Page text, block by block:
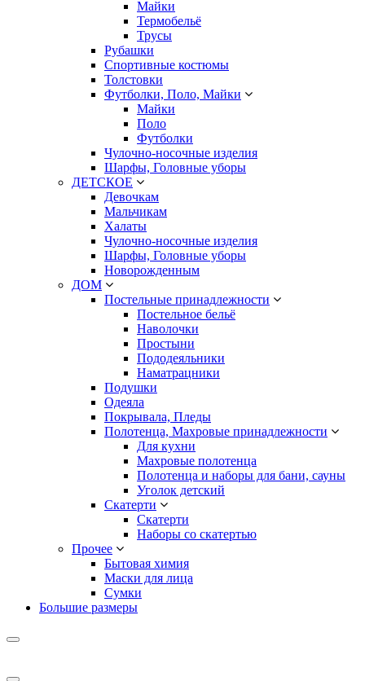
Майки
Термобельё
Трусы
Рубашки
Спортивные костюмы
Толстовки
Футболки, Поло, Майки
Майки
Поло
Футболки
Чулочно-носочные изделия
Шарфы, Головные уборы
ДЕТСКОЕ
Девочкам
Мальчикам
Халаты
Чулочно-носочные изделия
Шарфы, Головные уборы
Новорожденным
ДОМ
Постельные принадлежности
Постельное бельё
Наволочки
Простыни
Пододеяльники
Наматрацники
Подушки
Одеяла
Покрывала, Пледы
Полотенца, Махровые принадлежности
Для кухни
Махровые полотенца
Полотенца и наборы для бани, сауны
Уголок детский
Скатерти
Скатерти
Наборы со скатертью
Прочее
Бытовая химия
Маски для лица
Сумки
Большие размеры